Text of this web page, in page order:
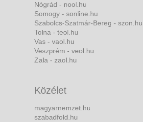
Nógrád - nool.hu
Somogy - sonline.hu
Szabolcs-Szatmár-Bereg - szon.hu
Tolna - teol.hu
Vas - vaol.hu
Veszprém - veol.hu
Zala - zaol.hu
Közélet
magyarnemzet.hu
szabadfold.hu